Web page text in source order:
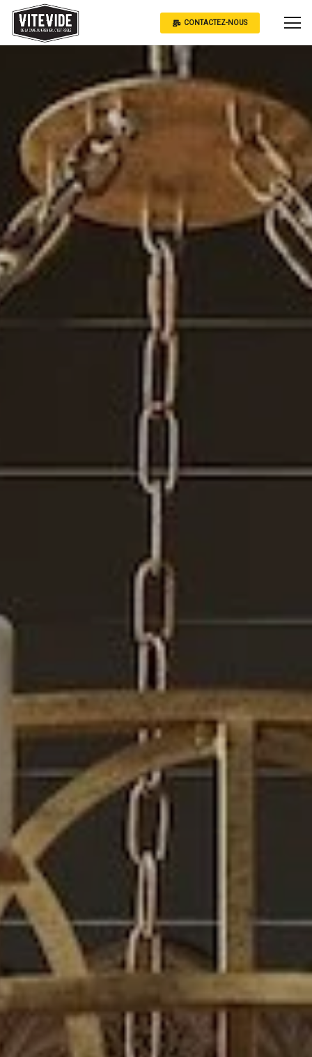
CONTACTEZ-NOUS